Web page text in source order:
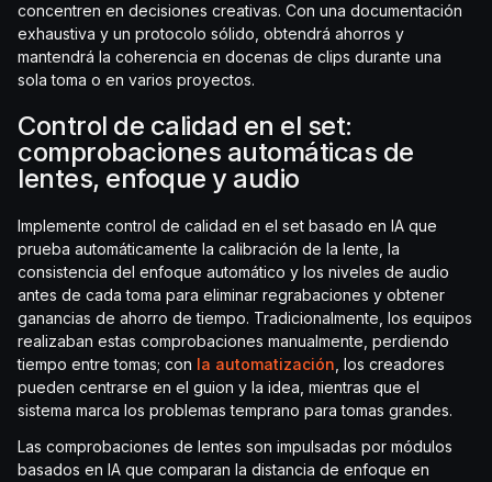
concentren en decisiones creativas. Con una documentación
exhaustiva y un protocolo sólido, obtendrá ahorros y
mantendrá la coherencia en docenas de clips durante una
sola toma o en varios proyectos.
Control de calidad en el set:
comprobaciones automáticas de
lentes, enfoque y audio
Implemente control de calidad en el set basado en IA que
prueba automáticamente la calibración de la lente, la
consistencia del enfoque automático y los niveles de audio
antes de cada toma para eliminar regrabaciones y obtener
ganancias de ahorro de tiempo. Tradicionalmente, los equipos
realizaban estas comprobaciones manualmente, perdiendo
tiempo entre tomas; con la automatización , los creadores
pueden centrarse en el guion y la idea, mientras que el
sistema marca los problemas temprano para tomas grandes.
Las comprobaciones de lentes son impulsadas por módulos
basados en IA que comparan la distancia de enfoque en